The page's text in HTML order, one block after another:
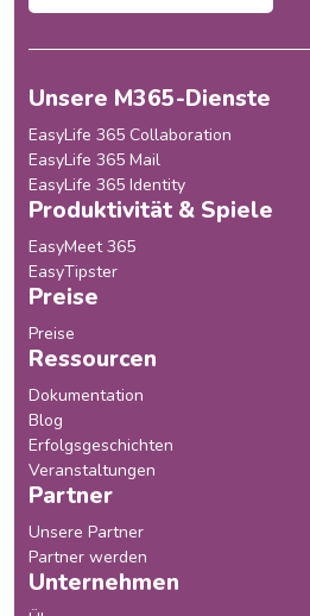
Unsere M365-Dienste
EasyLife 365 Collaboration
EasyLife 365 Mail
EasyLife 365 Identity
Produktivität & Spiele
EasyMeet 365
EasyTipster
Preise
Preise
Ressourcen
Dokumentation
Blog
Erfolgsgeschichten
Veranstaltungen
Partner
Unsere Partner
Partner werden
Unternehmen